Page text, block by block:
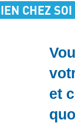
CHEZ SOI
et